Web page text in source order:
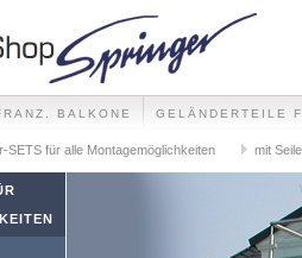
BALKONE GELÄNDERTEILE
ALLE
SETS für alle Montagemöglichkeiten mit